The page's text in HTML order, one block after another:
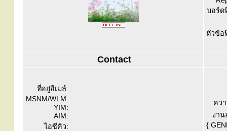
บอร์ด
หัวข้อ
Contact
ที่อยู่อีเมล์:
MSNM/WLM:
YIM:
AIM:
ไอซีคิว:
คว
งาน
{